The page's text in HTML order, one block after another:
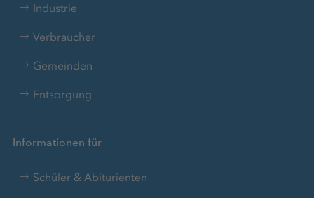
Industrie
Verbraucher
Gemeinden
Entsorgung
Informationen für
Schüler & Abiturienten